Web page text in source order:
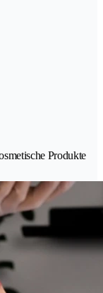
Produkte